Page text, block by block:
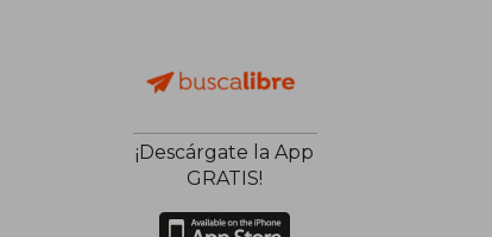
¡Descárgate la App
GRATIS!